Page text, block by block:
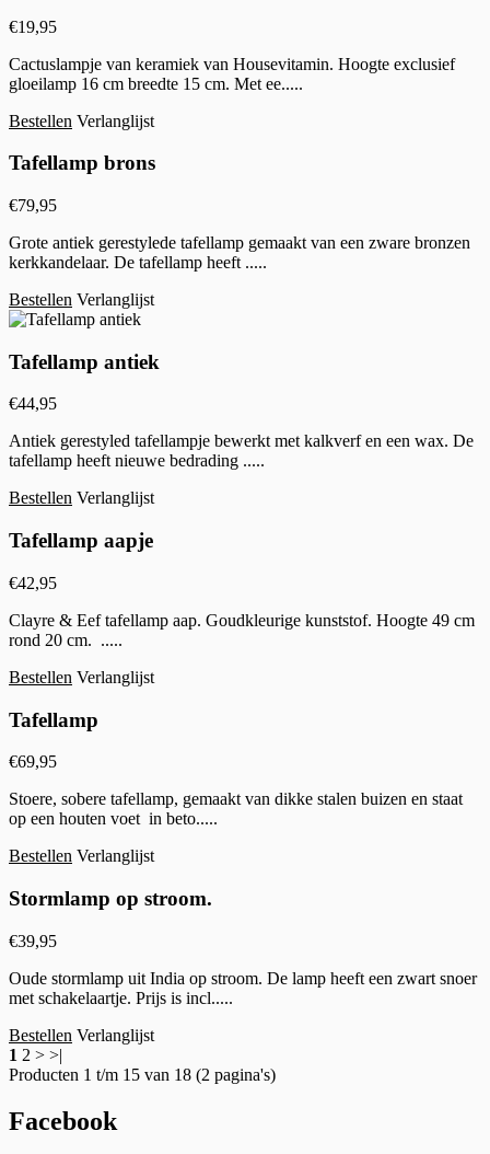
€19,95
Cactuslampje van keramiek van Housevitamin. Hoogte exclusief
gloeilamp 16 cm breedte 15 cm. Met ee.....
Bestellen Verlanglijst
Tafellamp brons
€79,95
Grote antiek gerestylede tafellamp gemaakt van een zware bronzen
kerkkandelaar. De tafellamp heeft .....
Bestellen Verlanglijst
Tafellamp antiek
€44,95
Antiek gerestyled tafellampje bewerkt met kalkverf en een wax. De
tafellamp heeft nieuwe bedrading .....
Bestellen Verlanglijst
Tafellamp aapje
€42,95
Clayre & Eef tafellamp aap. Goudkleurige kunststof. Hoogte 49 cm
rond 20 cm. .....
Bestellen Verlanglijst
Tafellamp
€69,95
Stoere, sobere tafellamp, gemaakt van dikke stalen buizen en staat
op een houten voet in beto.....
Bestellen Verlanglijst
Stormlamp op stroom.
€39,95
Oude stormlamp uit India op stroom. De lamp heeft een zwart snoer
met schakelaartje. Prijs is incl.....
Bestellen Verlanglijst
1 2 > >|
Producten 1 t/m 15 van 18 (2 pagina's)
Facebook